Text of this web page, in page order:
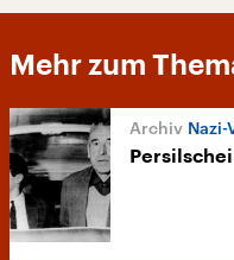
Mehr zum
Nazi-